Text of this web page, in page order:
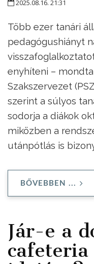
2025.08.16. 21:31
Több ezer tanári
pedagógushiányt
enyhíteni –
Szakszervezet
szerint a súlyos
sodorja a diákok
miközben a
utánpótlás is
BŐVEBBEN ...
Jár-e a
cafeteria